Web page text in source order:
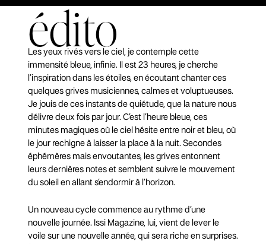
édito
Les yeux rivés vers le ciel, je contemple cette
immensité bleue, infinie. Il est 23 heures, je cherche
l’inspiration dans les étoiles, en écoutant chanter ces
quelques grives musiciennes, calmes et voluptueuses.
Je jouis de ces instants de quiétude, que la nature nous
délivre deux fois par jour. C’est l’heure bleue, ces
minutes magiques où le ciel hésite entre noir et bleu, où
le jour rechigne à laisser la place à la nuit. Secondes
éphémères mais envoutantes, les grives entonnent
leurs dernières notes et semblent suivre le mouvement
du soleil en allant s’endormir à l’horizon.
Un nouveau cycle commence au rythme d’une
nouvelle journée. Issi Magazine, lui, vient de lever le
voile sur une nouvelle année, qui sera riche en surprises.